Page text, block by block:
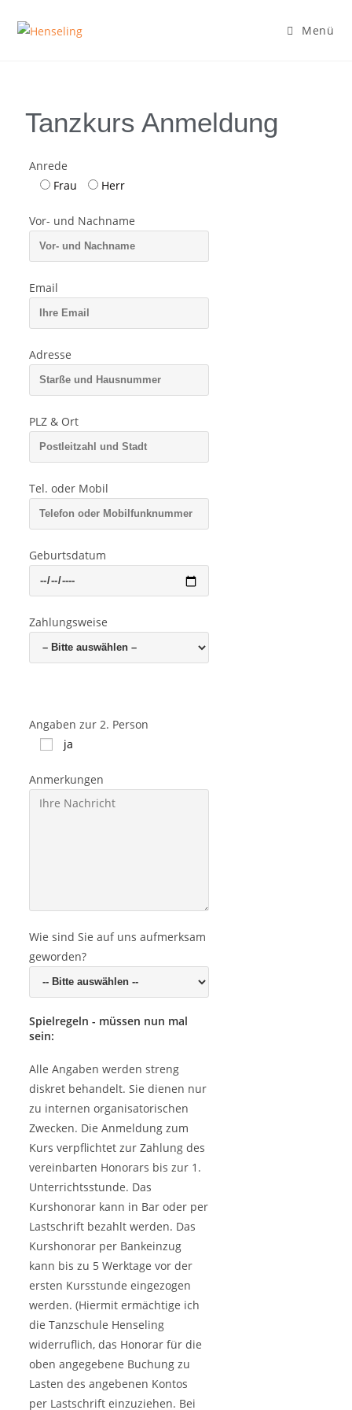
Menü
Tanzkurs Anmeldung
Anrede
Frau
Herr
Vor- und Nachname
Email
Adresse
PLZ & Ort
Tel. oder Mobil
Geburtsdatum
Zahlungsweise
Angaben zur 2. Person
ja
Anmerkungen
Wie sind Sie auf uns aufmerksam
geworden?
Spielregeln - müssen nun mal
sein:
Alle Angaben werden streng
diskret behandelt. Sie dienen nur
zu internen organisatorischen
Zwecken. Die Anmeldung zum
Kurs verpflichtet zur Zahlung des
vereinbarten Honorars bis zur 1.
Unterrichtsstunde. Das
Kurshonorar kann in Bar oder per
Lastschrift bezahlt werden. Das
Kurshonorar per Bankeinzug
kann bis zu 5 Werktage vor der
ersten Kursstunde eingezogen
werden. (Hiermit ermächtige ich
die Tanzschule Henseling
widerruflich, das Honorar für die
oben angegebene Buchung zu
Lasten des angebenen Kontos
per Lastschrift einzuziehen. Bei